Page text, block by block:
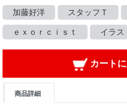
加藤好洋 スタッフＴ
ｅｘｏｒｃｉｓｔ イラス
カート
商品詳細